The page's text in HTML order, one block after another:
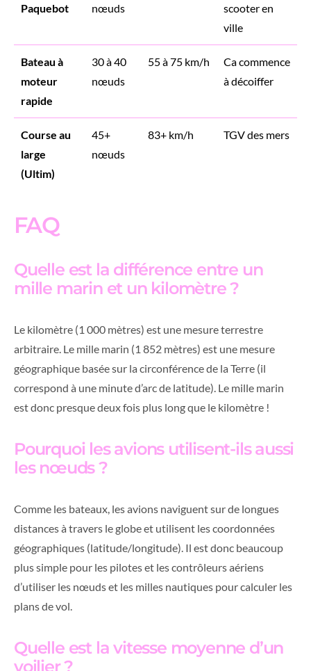
Paquebot
nœuds
scooter en
ville
Bateau à
moteur
rapide
30 à 40
nœuds
55 à 75 km/h
Ca commence
à décoiffer
Course au
large
(Ultim)
45+
nœuds
83+ km/h TGV des mers
FAQ
Quelle est la différence entre un
mille marin et un kilomètre ?
Le kilomètre (1 000 mètres) est une mesure terrestre
arbitraire. Le mille marin (1 852 mètres) est une mesure
géographique basée sur la circonférence de la Terre (il
correspond à une minute d’arc de latitude). Le mille marin
est donc presque deux fois plus long que le kilomètre !
Pourquoi les avions utilisent-ils aussi
les nœuds ?
Comme les bateaux, les avions naviguent sur de longues
distances à travers le globe et utilisent les coordonnées
géographiques (latitude/longitude). Il est donc beaucoup
plus simple pour les pilotes et les contrôleurs aériens
d’utiliser les nœuds et les milles nautiques pour calculer les
plans de vol.
Quelle est la vitesse moyenne d’un
voilier ?